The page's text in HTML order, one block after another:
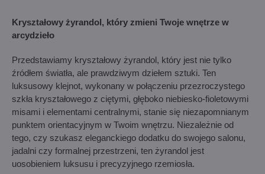
Kryształowy żyrandol, który zmieni Twoje wnętrze w
arcydzieło
Przedstawiamy kryształowy żyrandol, który jest nie tylko
źródłem światła, ale prawdziwym dziełem sztuki. Ten
luksusowy klejnot, wykonany w połączeniu przezroczystego
szkła kryształowego z ciętymi, głęboko niebiesko-fioletowymi
misami i elementami centralnymi, stanie się niezapomnianym
punktem orientacyjnym w Twoim wnętrzu. Niezależnie od
tego, czy szukasz eleganckiego dodatku do swojego salonu,
jadalni czy formalnej przestrzeni, ten żyrandol jest
uosobieniem luksusu i precyzyjnego rzemiosła.